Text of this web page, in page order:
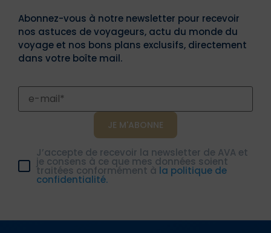
Abonnez-vous à notre newsletter pour recevoir
nos astuces de voyageurs, actu du monde du
voyage et nos bons plans exclusifs, directement
dans votre boîte mail.
J’accepte de recevoir la newsletter de AVA et
je consens à ce que mes données soient
traitées conformément à la politique de
confidentialité.